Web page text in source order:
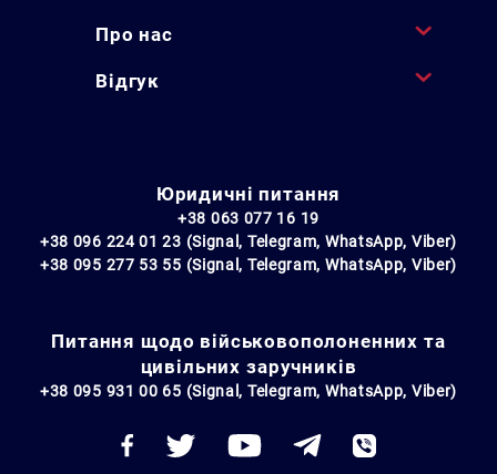
Про нас
Відгук
Юридичні питання
+38 063 077 16 19
+38 096 224 01 23 (Signal, Telegram, WhatsApp, Viber)
+38 095 277 53 55 (Signal, Telegram, WhatsApp, Viber)
Питання щодо військовополоненних та
цивільних заручників
+38 095 931 00 65 (Signal, Telegram, WhatsApp, Viber)